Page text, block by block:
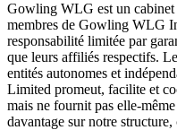
Gowling WLG est un
membres de Gowling WLG
responsabilité limitée par
que leurs affiliés respectifs.
entités autonomes et
Limited promeut, facilite et
mais ne fournit pas elle-
davantage sur notre